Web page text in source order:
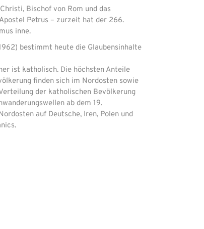
Bischof von Rom und das
Petrus – zurzeit hat der 266.
inne.
bestimmt heute die Glaubensinhalte
ist katholisch. Die höchsten Anteile
finden sich im Nordosten sowie
der katholischen Bevölkerung
ab dem 19.
auf Deutsche, Iren, Polen und